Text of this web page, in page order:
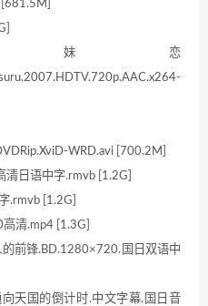
妹恋
WRD.avi [700.2M]
日语中字.rmvb [1.2G]
.rmvb [1.2G]
清.mp4 [1.3G]
前锋.BD.1280×720.国日双语中
天国的倒计时.中文字幕.国日音